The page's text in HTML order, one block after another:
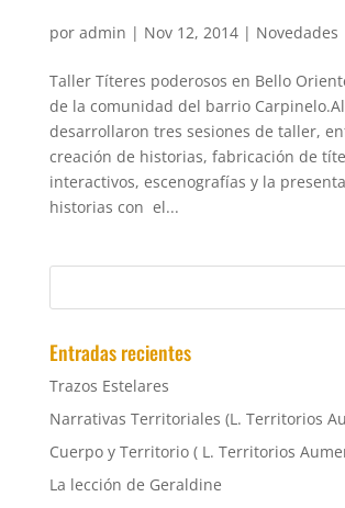
por admin | Nov 12, 2014| Novedades
Taller Títeres poderosos en Bello
de la comunidad del barrio
desarrollaron tres sesiones de taller,
creación de historias, fabricación de
interactivos, escenografías y la
historias con el...
Entradas recientes
Trazos Estelares
Narrativas Territoriales (L. Territorios
Cuerpo y Territorio ( L. Territorios
La lección de Geraldine